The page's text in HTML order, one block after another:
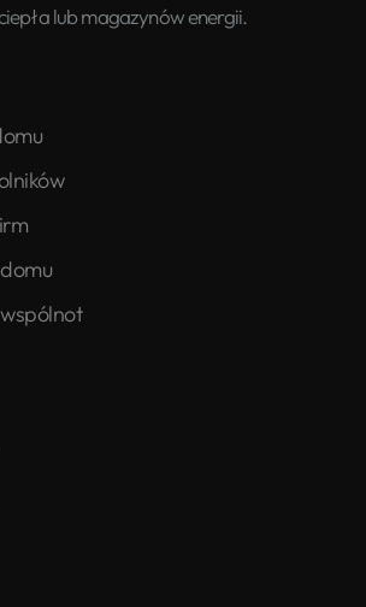
lub magazynów energii.